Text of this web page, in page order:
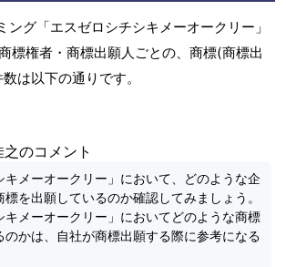
グ「エスゼロシチシキメーオークリー」
標権者・商標出願人ごとの、商標(商標出
は以下の通りです。
のコメント
キメーオークリー」において、どのような企
を出願しているのか確認してみましょう。
キメーオークリー」においてどのような商標
のかは、自社が商標出願する際に参考になる